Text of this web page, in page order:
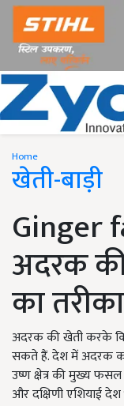
Home
खेती-बाड़ी
Ginger
अदरक
का
अदरक की खेती करके
सकते हैं. देश में अदरक का
उष्ण क्षेत्र की मुख्य फसल
और दक्षिणी एशियाई